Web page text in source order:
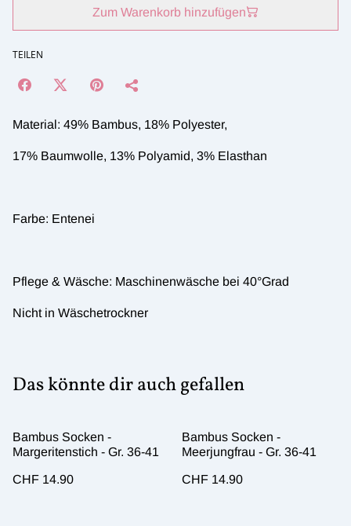
Zum Warenkorb hinzufügen
TEILEN
Material: 49% Bambus, 18% Polyester,
17% Baumwolle, 13% Polyamid, 3% Elasthan
Farbe: Entenei
Pflege & Wäsche: Maschinenwäsche bei 40°Grad
Nicht in Wäschetrockner
Das könnte dir auch gefallen
Bambus Socken -
Margeritenstich - Gr. 36-41
CHF 14.90
Bambus Socken -
Meerjungfrau - Gr. 36-41
CHF 14.90